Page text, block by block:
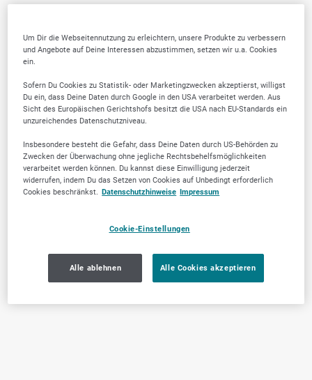
Um Dir die Webseitennutzung zu erleichtern, unsere Produkte zu verbessern
und Angebote auf Deine Interessen abzustimmen, setzen wir u.a. Cookies
ein.
Sofern Du Cookies zu Statistik- oder Marketingzwecken akzeptierst, willigst
Du ein, dass Deine Daten durch Google in den USA verarbeitet werden. Aus
Sicht des Europäischen Gerichtshofs besitzt die USA nach EU-Standards ein
unzureichendes Datenschutzniveau.
Insbesondere besteht die Gefahr, dass Deine Daten durch US-Behörden zu
Zwecken der Überwachung ohne jegliche Rechtsbehelfsmöglichkeiten
verarbeitet werden können. Du kannst diese Einwilligung jederzeit
widerrufen, indem Du das Setzen von Cookies auf Unbedingt erforderlich
Cookies beschränkst. Datenschutzhinweise Impressum
Cookie-Einstellungen
Alle ablehnen Alle Cookies akzeptieren